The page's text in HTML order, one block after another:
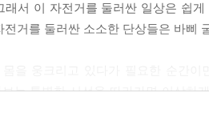
래서 이 자전거를 둘러싼 일상은 쉽
전거를 둘러싼 소소한 단상들은 바삐
는 특별한 시선을 따라가면 이상하